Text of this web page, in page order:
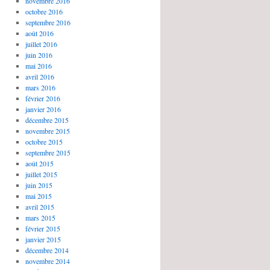
octobre 2016
septembre 2016
août 2016
juillet 2016
juin 2016
mai 2016
avril 2016
mars 2016
février 2016
janvier 2016
décembre 2015
novembre 2015
octobre 2015
septembre 2015
août 2015
juillet 2015
juin 2015
mai 2015
avril 2015
mars 2015
février 2015
janvier 2015
décembre 2014
novembre 2014